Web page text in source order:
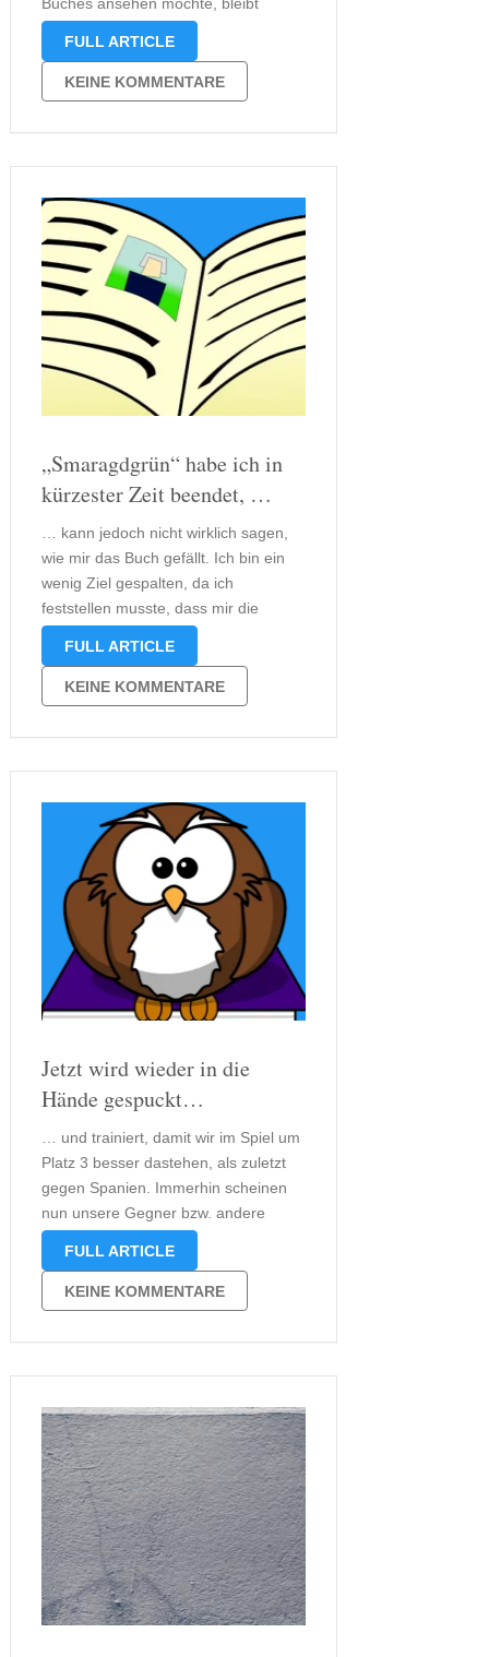
zunächst am Cover hängen. Das
nämlich zweierlei: einerseits weist es
auf eine unterschwellige Gefahr hin,
die bedrohlich wirken soll,
FULL ARTICLE
KEINE KOMMENTARE
„Smaragdgrün“ habe ich in
kürzester Zeit beendet, …
… kann jedoch nicht wirklich sagen,
wie mir das Buch gefällt. Ich bin ein
wenig Ziel gespalten, da ich
feststellen musste, dass mir die
Vorgänger deutlich besser gefielen.
„Rubinrot“ und „Saphirblau“ ein wenig
sehr sprunghaft.Ich glaube
außerdem, dass es ein paar …
FULL ARTICLE
KEINE KOMMENTARE
Jetzt wird wieder in die
Hände gespuckt…
… und trainiert, damit wir im Spiel um
Platz 3 besser dastehen, als zuletzt
gegen Spanien. Immerhin scheinen
nun unsere Gegner bzw. andere
Länder einen besseren Eindruck von
der deutschen Mannschaft also
einfach mal die Daumen im Spiel um
Platz …
FULL ARTICLE
KEINE KOMMENTARE